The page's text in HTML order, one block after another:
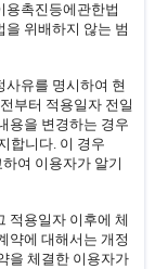
용촉진등에관한법
위배하지 않는 범
유를 명시하여 현
부터 적용일자 전일
용을 변경하는 경우
합니다. 이 경우
여 이용자가 알기
적용일자 이후에 체
약에 대해서는 개정
을 체결한 이용자가